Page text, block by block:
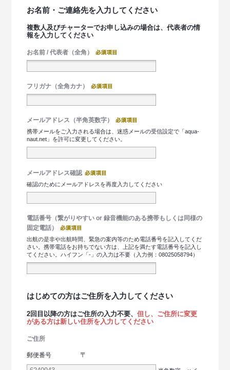
お名前・ご連絡先を入力してください
複数人及びチャーターでお申し込みの場合は、代表者の情
報を入力してください
お名前 / 代表者（全角）
フリガナ（全角カナ）
メールアドレス（半角英数字）
携帯メールをご入力される場合は、迷惑メールの受信設定で「aqua-
naut.net」を許可に変更してください。
メールアドレス確認
確認のためにメールアドレスを再度入力してください
電話番号（繋がりやすい or 録音機能のある携帯もしくは同様の
固定電話）
出航の是非や出航時間、緊急の案内等のため電話番号を記入してくだ
さい。携帯電話をお持ちでない方は、上記を満たす電話番号を記入し
てください。ハイフン「-」の入力は不要（入力例：08025058794）
はじめての方はご住所を入力してください
2回目以降の方はご住所の入力不要、但し、ご住所に変更
がある方は新しい住所を入力してください
ご住所
郵便番号 〒